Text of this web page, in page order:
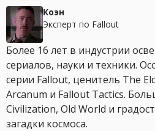
Коэн
Эксперт по Fallout
Более 16 лет в индустрии
сериалов, науки и техники.
серии Fallout, ценитель The
Arcanum и Fallout Tactics.
Civilization, Old World и
загадки космоса.